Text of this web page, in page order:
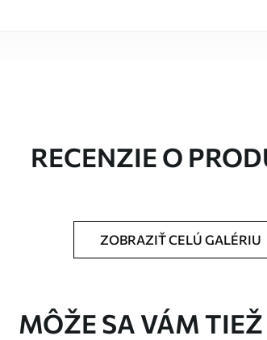
RECENZIE O
ZOBRAZIŤ CELÚ GALÉRIU
MÔŽE SA VÁM